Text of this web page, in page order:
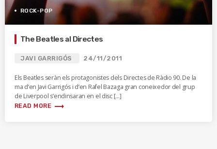
ROCK-POP
The Beatles al Directes
JAVI GARRIGÓS 24/11/2011
Els Beatles seràn els protagonistes dels Directes de Ràdio 90. De la
ma d’en Javi Garrigós i d’en Rafel Bazaga gran coneixedor del grup
de Liverpool s’endinsaran en el disc […]
READ MORE trending_flat